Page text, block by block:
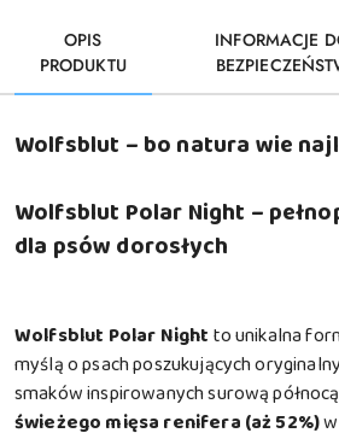
OPIS
PRODUKTU
INFORMACJE
Wolfsblut – bo natura wie
Wolfsblut Polar Night –
dla psów dorosłych
Wolfsblut Polar Night to unikalna
myślą o psach poszukujących
smaków inspirowanych surową
świeżego mięsa renifera (aż 52%)